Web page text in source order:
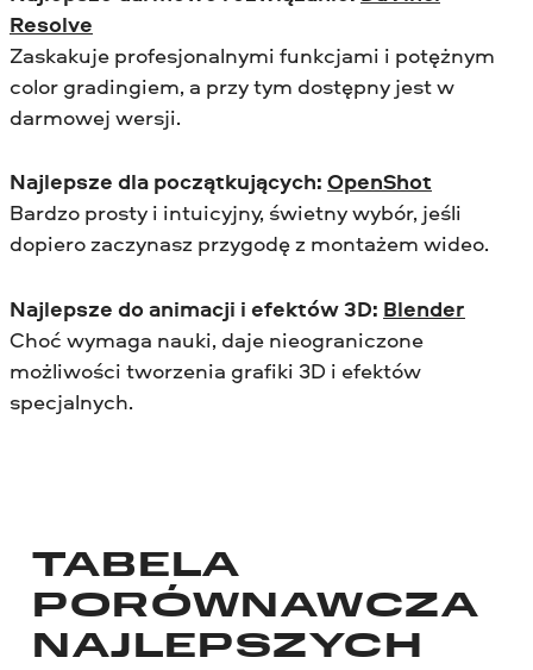
Resolve
Zaskakuje profesjonalnymi funkcjami i potężnym
color gradingiem, a przy tym dostępny jest w
darmowej wersji.
Najlepsze dla początkujących: OpenShot
Bardzo prosty i intuicyjny, świetny wybór, jeśli
dopiero zaczynasz przygodę z montażem wideo.
Najlepsze do animacji i efektów 3D: Blender
Choć wymaga nauki, daje nieograniczone
możliwości tworzenia grafiki 3D i efektów
specjalnych.
TABELA
PORÓWNAWCZA
NAJLEPSZYCH